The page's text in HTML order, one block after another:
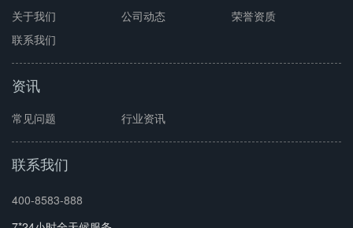
关于我们 公司动态
荣誉资质
联系我们
资讯
常见问题 行业资讯
联系我们
400-8583-888